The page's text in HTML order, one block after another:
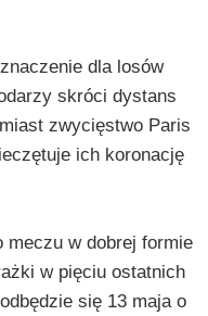
dla losów
skróci dystans
zwycięstwo Paris
ich koronację
meczu w dobrej formie
w pięciu ostatnich
się 13 maja o